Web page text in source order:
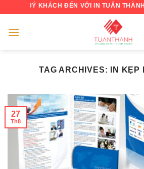
content
QUÝ KHÁCH ĐẾN VỚI IN TUẤN THÀNH
TAG ARCHIVES: IN KẸP
27
Th8